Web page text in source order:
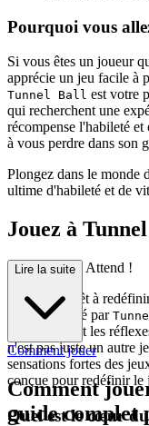
Pourquoi vous
Si vous êtes un joueur
apprécie un jeu facile à
Tunnel Ball est votre
qui recherchent une
récompense l'habileté
à vous perdre dans son
Plongez dans le monde
ultime d'habileté et de
Jouez à
venture Vous Attend !
Êtes-vous prêt à
être hypnotisé par
la précision et les
n'est pas juste un autre
sensations fortes des
conçue pour redéfinir le
Quel est le cœur
Lire la suite
Comment jouer
Comment
guide complet